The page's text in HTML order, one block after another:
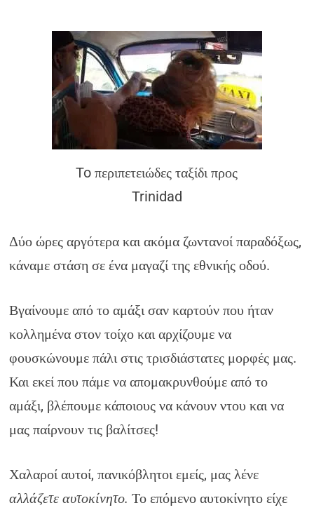
To περιπετειώδες ταξίδι προς
Trinidad
Δύο ώρες αργότερα και ακόμα ζωντανοί παραδόξως,
κάναμε στάση σε ένα μαγαζί της εθνικής οδού.
Βγαίνουμε από το αμάξι σαν καρτούν που ήταν
κολλημένα στον τοίχο και αρχίζουμε να
φουσκώνουμε πάλι στις τρισδιάστατες μορφές μας.
Και εκεί που πάμε να απομακρυνθούμε από το
αμάξι, βλέπουμε κάποιους να κάνουν ντου και να
μας παίρνουν τις βαλίτσες!
Χαλαροί αυτοί, πανικόβλητοι εμείς, μας λένε
αλλάζετε αυτοκίνητο. Το επόμενο αυτοκίνητο είχε